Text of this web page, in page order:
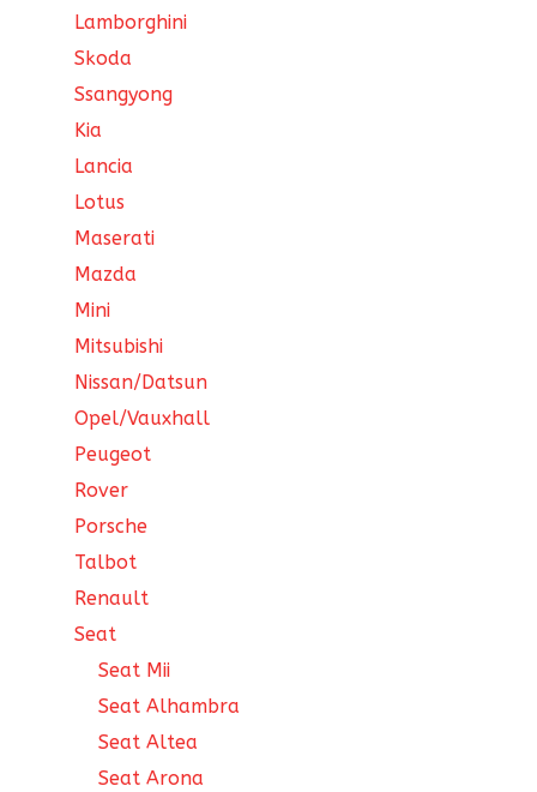
Lamborghini
Skoda
Ssangyong
Kia
Lancia
Lotus
Maserati
Mazda
Mini
Mitsubishi
Nissan/Datsun
Opel/Vauxhall
Peugeot
Rover
Porsche
Talbot
Renault
Seat
Seat Mii
Seat Alhambra
Seat Altea
Seat Arona